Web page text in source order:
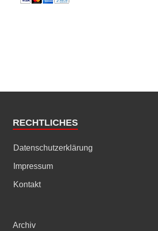
RECHTLICHES
Datenschutzerklärung
Impressum
Kontakt
Archiv